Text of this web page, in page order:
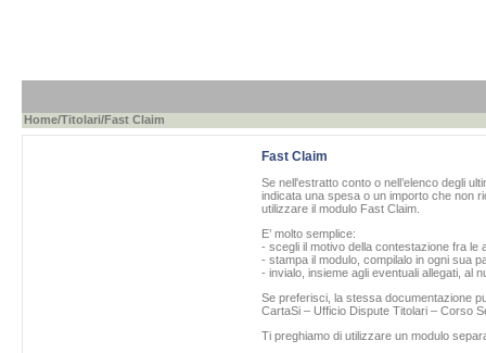
Home/Titolari/Fast Claim
Fast Claim
Se nell'estratto conto o nell’elenco degli
indicata una spesa o un importo che non
utilizzare il modulo Fast Claim.
E’ molto semplice:
- scegli il motivo della contestazione fra le
- stampa il modulo, compilalo in ogni sua
- invialo, insieme agli eventuali allegati, al
Se preferisci, la stessa documentazione
CartaSi – Ufficio Dispute Titolari – Corso
Ti preghiamo di utilizzare un modulo